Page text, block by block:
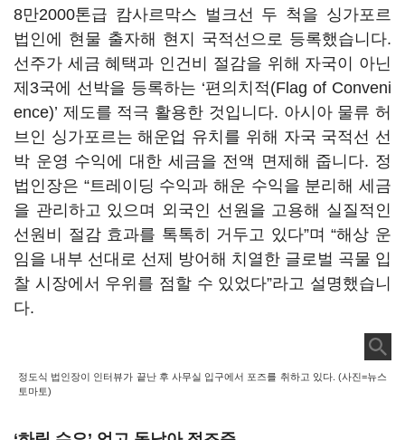
8만2000톤급 캄사르막스 벌크선 두 척을 싱가포르
법인에 현물 출자해 현지 국적선으로 등록했습니다.
선주가 세금 혜택과 인건비 절감을 위해 자국이 아닌
제3국에 선박을 등록하는 ‘편의치적(Flag of Conveni
ence)’ 제도를 적극 활용한 것입니다. 아시아 물류 허
브인 싱가포르는 해운업 유치를 위해 자국 국적선 선
박 운영 수익에 대한 세금을 전액 면제해 줍니다. 정
법인장은 “트레이딩 수익과 해운 수익을 분리해 세금
을 관리하고 있으며 외국인 선원을 고용해 실질적인
선원비 절감 효과를 톡톡히 거두고 있다”며 “해상 운
임을 내부 선대로 선제 방어해 치열한 글로벌 곡물 입
찰 시장에서 우위를 점할 수 있었다”라고 설명했습니
다.
정도식 법인장이 인터뷰가 끝난 후 사무실 입구에서 포즈를 취하고 있다. (사진=뉴스
토마토)